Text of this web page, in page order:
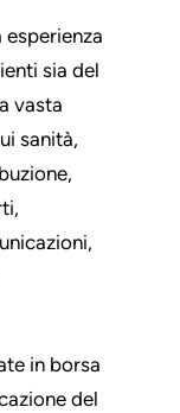
esperienza
sia del
vasta
sanità,
in borsa
del